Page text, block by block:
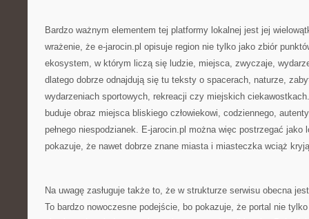
Bardzo ważnym elementem tej platformy lokalnej jest jej
wrażenie, że e-jarocin.pl opisuje region nie tylko jako zbiór
ekosystem, w którym liczą się ludzie, miejsca, zwyczaje,
dlatego dobrze odnajdują się tu teksty o spacerach, naturze,
wydarzeniach sportowych, rekreacji czy miejskich
buduje obraz miejsca bliskiego człowiekowi, codziennego,
pełnego niespodzianek. E-jarocin.pl można więc postrzegać jako
pokazuje, że nawet dobrze znane miasta i miasteczka wciąż
Na uwagę zasługuje także to, że w strukturze serwisu obecna
To bardzo nowoczesne podejście, bo pokazuje, że portal nie